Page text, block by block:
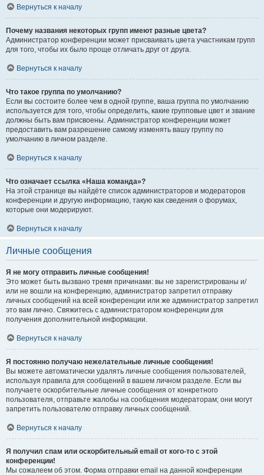
Вернуться к началу
Почему названия некоторых групп имеют разные цвета?
Администратор конференции может присваивать цвета участникам групп
для того, чтобы их было проще отличать друг от друга.
Вернуться к началу
Что такое группа по умолчанию?
Если вы состоите более чем в одной группе, ваша группа по умолчанию
используется для того, чтобы определить, какие групповые цвет и звание
должны быть вам присвоены. Администратор конференции может
предоставить вам разрешение самому изменять вашу группу по
умолчанию в личном разделе.
Вернуться к началу
Что означает ссылка «Наша команда»?
На этой странице вы найдёте список администраторов и модераторов
конференции и другую информацию, такую как сведения о форумах,
которые они модерируют.
Вернуться к началу
Личные сообщения
Я не могу отправить личные сообщения!
Это может быть вызвано тремя причинами: вы не зарегистрированы и/
или не вошли на конференцию, администратор запретил отправку
личных сообщений на всей конференции или же администратор запретил
это вам лично. Свяжитесь с администратором конференции для
получения дополнительной информации.
Вернуться к началу
Я постоянно получаю нежелательные личные сообщения!
Вы можете автоматически удалять личные сообщения пользователей,
используя правила для сообщений в вашем личном разделе. Если вы
получаете оскорбительные личные сообщения от конкретного
пользователя, отправьте жалобы на сообщения модераторам; они могут
запретить пользователю отправку личных сообщений.
Вернуться к началу
Я получил спам или оскорбительный email от кого-то с этой
конференции!
Мы сожалеем об этом. Форма отправки email на данной конференции